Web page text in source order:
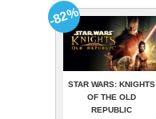
STAR WARS: KNIGHTS
OF THE OLD
REPUBLIC
-82%